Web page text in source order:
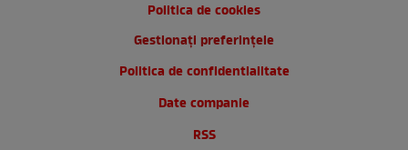
Politica de cookies
Gestionați preferințele
Politica de confidentialitate
Date companie
RSS